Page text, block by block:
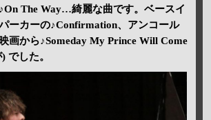
The Way…綺麗な曲です。ベースイ
ーカーの♪Confirmation、アンコール
画から♪Someday My Prince Will Come
でした。